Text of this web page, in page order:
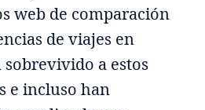
web de comparación
de viajes en
a estos
e incluso han